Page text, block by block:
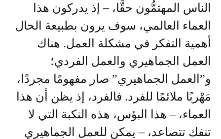
الناس المهتمُّون حقًّا، – إذ يدركون هذا
العماء العالمي، سوف يرون بطبيعة الحال
أهمية التفكر في مشكلة العمل. هناك
العمل الجماهيري والعمل الفردي؛
و”العمل الجماهيري” صار مفهومًا مجردًا،
مَهْربًا ملائمًا للفرد. فالفرد، إذ يظن أن هذا
العماء، – هذا البؤس، هذه النكبة التي لا
تنفك تتصاعد، – يمكن للعمل الجماهيري